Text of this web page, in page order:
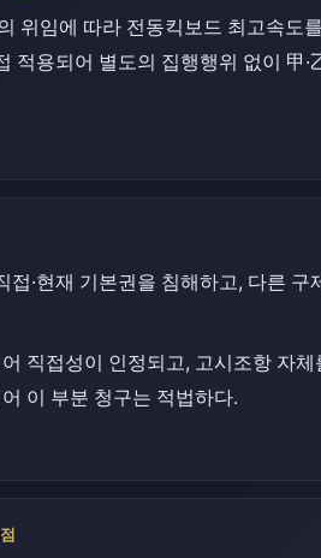
위임에 따라 전동킥보드 최고속도
적용되어 별도의 집행행위 없이 甲
·현재 기본권을 침해하고, 다른
직접성이 인정되고, 고시조항 자
이 부분 청구는 적법하다.